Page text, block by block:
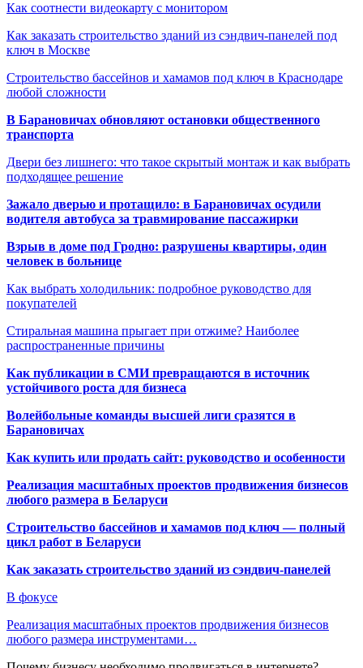
Как соотнести видеокарту с монитором
Как заказать строительство зданий из сэндвич-панелей под
ключ в Москве
Строительство бассейнов и хамамов под ключ в Краснодаре
любой сложности
В Барановичах обновляют остановки общественного
транспорта
Двери без лишнего: что такое скрытый монтаж и как выбрать
подходящее решение
Зажало дверью и протащило: в Барановичах осудили
водителя автобуса за травмирование пассажирки
Взрыв в доме под Гродно: разрушены квартиры, один
человек в больнице
Как выбрать холодильник: подробное руководство для
покупателей
Стиральная машина прыгает при отжиме? Наиболее
распространенные причины
Как публикации в СМИ превращаются в источник
устойчивого роста для бизнеса
Волейбольные команды высшей лиги сразятся в
Барановичах
Как купить или продать сайт: руководство и особенности
Реализация масштабных проектов продвижения бизнесов
любого размера в Беларуси
Строительство бассейнов и хамамов под ключ — полный
цикл работ в Беларуси
Как заказать строительство зданий из сэндвич-панелей
В фокусе
Реализация масштабных проектов продвижения бизнесов
любого размера инструментами…